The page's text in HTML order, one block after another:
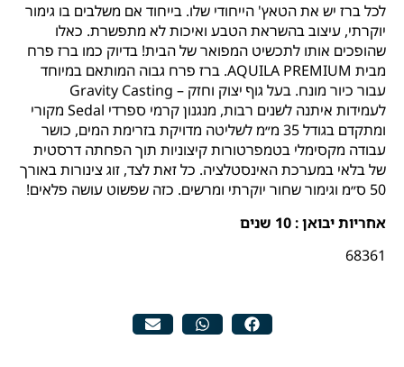
לכל ברז יש את הטאץ' הייחודי שלו. בייחוד אם משלבים בו גימור
יוקרתי, עיצוב בהשראת הטבע ואיכות לא מתפשרת. כאלו
שהופכים אותו לתכשיט המפואר של הבית! בדיוק כמו ברז פרח
מבית AQUILA PREMIUM. ברז פרח גבוה המותאם במיוחד
עבור כיור מונח. בעל גוף יצוק וחזק – Gravity Casting
לעמידות איתנה לשנים רבות, מנגנון קרמי ספרדי Sedal מקורי
ומתקדם בגודל 35 מ״מ לשליטה מדויקת בזרימת המים, כושר
עבודה מקסימלי בטמפרטורות קיצוניות תוך הפחתה דרסטית
של בלאי במערכת האינסטלציה. כל זאת לצד, זוג צינורות באורך
50 ס״מ וגימור שחור יוקרתי ומרשים. כזה שפשוט עושה פלאים!
אחריות יבואן : 10 שנים
68361